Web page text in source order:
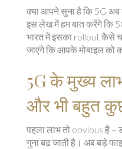
क्या आपने सुना है कि 5G अब
इस लेख में हम बात करेंगे कि
भारत में इसका rollout कैसे
जाएंगे कि आपके मोबाइल को
5G के मुख्य
और भी बहुत
पहला लाभ तो obvious है
गुना बढ़ जाती है। अब बड़े